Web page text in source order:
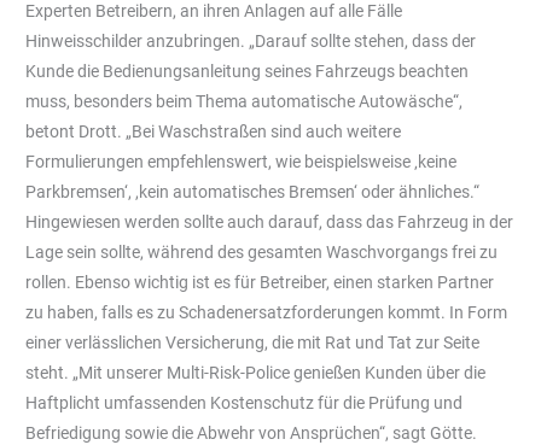
Experten Betreibern, an ihren Anlagen auf alle Fälle
Hinweisschilder anzubringen. „Darauf sollte stehen, dass der
Kunde die Bedienungsanleitung seines Fahrzeugs beachten
muss, besonders beim Thema automatische Autowäsche“,
betont Drott. „Bei Waschstraßen sind auch weitere
Formulierungen empfehlenswert, wie beispielsweise ‚keine
Parkbremsen‘, ,kein automatisches Bremsen‘ oder ähnliches.“
Hingewiesen werden sollte auch darauf, dass das Fahrzeug in der
Lage sein sollte, während des gesamten Waschvorgangs frei zu
rollen. Ebenso wichtig ist es für Betreiber, einen starken Partner
zu haben, falls es zu Schadenersatzforderungen kommt. In Form
einer verlässlichen Versicherung, die mit Rat und Tat zur Seite
steht. „Mit unserer Multi-Risk-Police genießen Kunden über die
Haftplicht umfassenden Kostenschutz für die Prüfung und
Befriedigung sowie die Abwehr von Ansprüchen“, sagt Götte.